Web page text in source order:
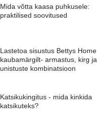
Mida võtta kaasa puhkusele:
praktilised soovitused
Lastetoa sisustus Bettys Home
kaubamärgilt- armastus, kirg ja
unistuste kombinatsioon
Katsikukingitus - mida kinkida
katsikuteks?